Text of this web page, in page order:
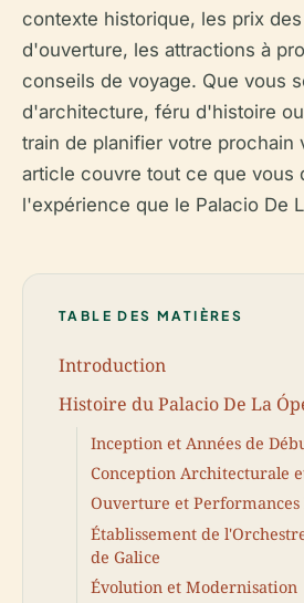
contexte historique, les prix
d'ouverture, les attractions à
conseils de voyage. Que vous
d'architecture, féru d'histoire
train de planifier votre prochain
article couvre tout ce que vous
l'expérience que le Palacio De
TABLE DES MATIÈRES
Introduction
Histoire du Palacio De La
Inception et Années de
Conception Architecturale
Ouverture et
Établissement de
de Galice
Évolution et Modernisation